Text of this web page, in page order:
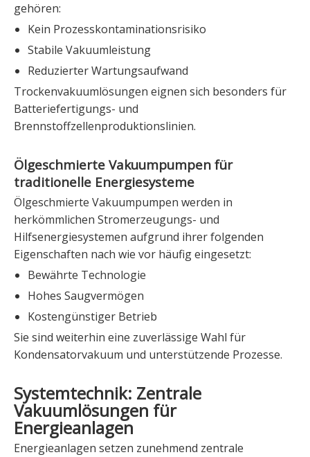
gehören:
Kein Prozesskontaminationsrisiko
Stabile Vakuumleistung
Reduzierter Wartungsaufwand
Trockenvakuumlösungen eignen sich besonders für
Batteriefertigungs- und
Brennstoffzellenproduktionslinien.
Ölgeschmierte Vakuumpumpen für
traditionelle Energiesysteme
Ölgeschmierte Vakuumpumpen werden in
herkömmlichen Stromerzeugungs- und
Hilfsenergiesystemen aufgrund ihrer folgenden
Eigenschaften nach wie vor häufig eingesetzt:
Bewährte Technologie
Hohes Saugvermögen
Kostengünstiger Betrieb
Sie sind weiterhin eine zuverlässige Wahl für
Kondensatorvakuum und unterstützende Prozesse.
Systemtechnik: Zentrale
Vakuumlösungen für
Energieanlagen
Energieanlagen setzen zunehmend zentrale